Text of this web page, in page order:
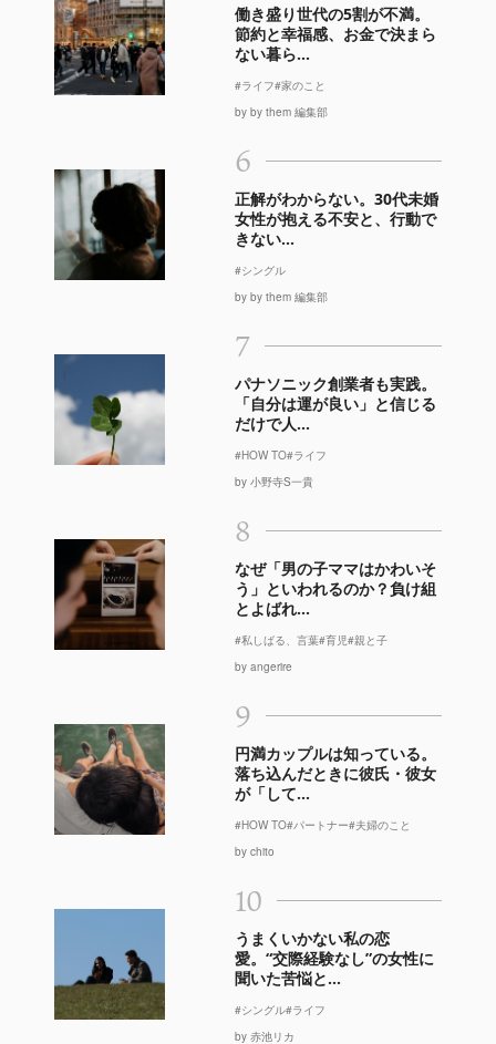
働き盛り世代の5割が不満。
節約と幸福感、お金で決まら
ない暮ら...
#ライフ#家のこと
by by them 編集部
6
正解がわからない。30代未婚
女性が抱える不安と、行動で
きない...
#シングル
by by them 編集部
7
パナソニック創業者も実践。
「自分は運が良い」と信じる
だけで人...
#HOW TO#ライフ
by 小野寺S一貴
8
なぜ「男の子ママはかわいそ
う」といわれるのか？負け組
とよばれ...
#私しばる、言葉#育児#親と子
by angerire
9
円満カップルは知っている。
落ち込んだときに彼氏・彼女
が「して...
#HOW TO#パートナー#夫婦のこと
by chito
10
うまくいかない私の恋
愛。“交際経験なし”の女性に
聞いた苦悩と...
#シングル#ライフ
by 赤池リカ